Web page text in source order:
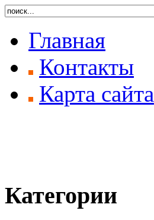
Главная
Контакты
Карта сайта
Категории